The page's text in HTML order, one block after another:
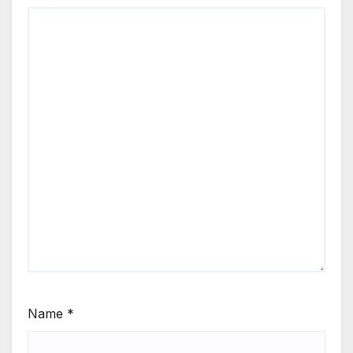
Name *